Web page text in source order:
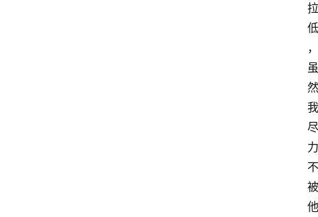
拉
低
，
虽
然
我
尽
力
不
被
他